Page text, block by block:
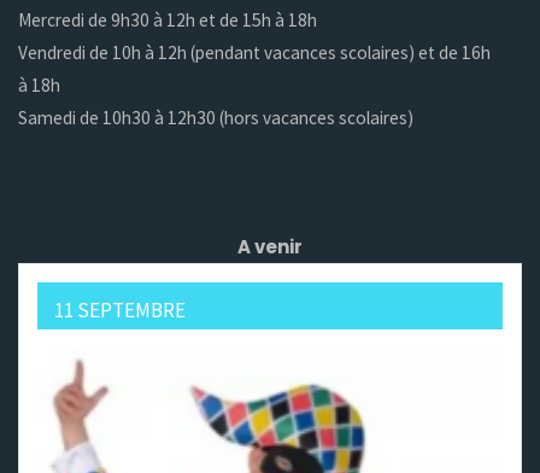
Mercredi de 9h30 à 12h et de 15h à 18h
Vendredi de 10h à 12h (pendant vacances scolaires) et de 16h
à 18h
Samedi de 10h30 à 12h30 (hors vacances scolaires)
A venir
11 SEPTEMBRE